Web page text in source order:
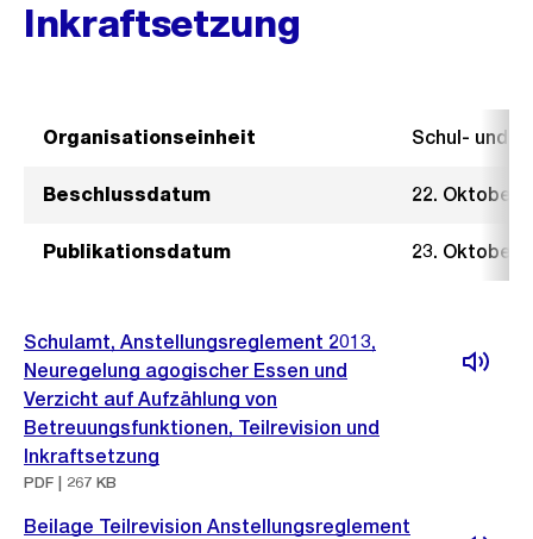
Inkraftsetzung
Organisationseinheit Schul- und
Beschlussdatum 22. Oktober
Publikationsdatum 23. Oktober
Schulamt, Anstellungsreglement 2013,
Neuregelung agogischer Essen und
Verzicht auf Aufzählung von
Betreuungsfunktionen, Teilrevision und
Inkraftsetzung
PDF | 267 KB
Beilage Teilrevision Anstellungsreglement